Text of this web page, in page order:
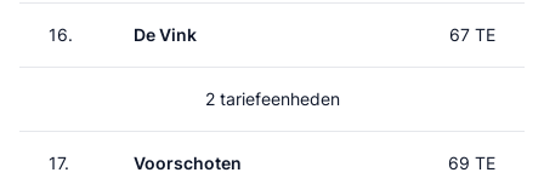
16. De Vink 67 TE
2 tariefeenheden
17. Voorschoten 69 TE